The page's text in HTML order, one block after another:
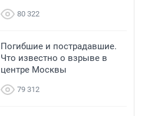
80 322
Погибшие и пострадавшие.
Что известно о взрыве в
центре Москвы
79 312